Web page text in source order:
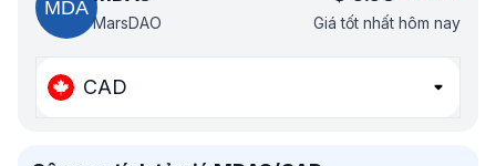
MarsDAO Giá tốt nhất hôm nay
CAD